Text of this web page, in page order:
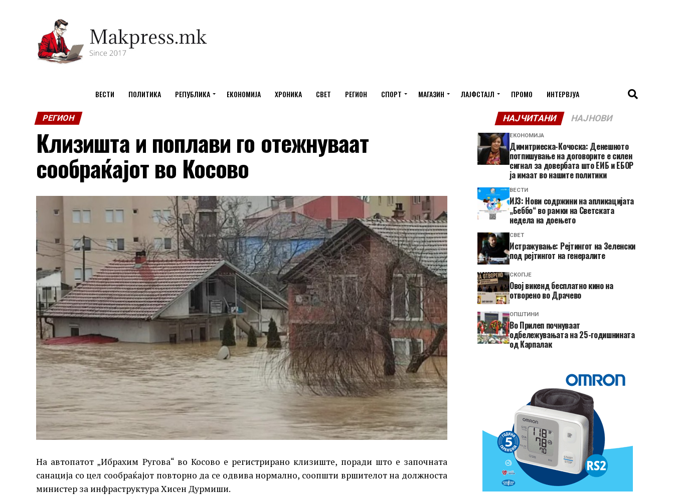
ВЕСТИ ПОЛИТИКА РЕПУБЛИКА ЕКОНОМИЈА ХРОНИКА СВЕТ РЕГИОН СПОРТ МАГАЗИН ЛАЈФСТАЈЛ ПРОМО ИНТЕРВЈУА
РЕГИОН
Клизишта и поплави го отежнуваат
сообраќајот во Косово
На автопатот „Ибрахим Ругова“ во Косово е регистрирано клизиште, поради што е започната
санација со цел сообраќајот повторно да се одвива нормално, соопшти вршителот на должноста
министер за инфраструктура Хисен Дурмиши.
НАЈЧИТАНИ НАЈНОВИ
ЕКОНОМИЈА
Димитриеска-Кочоска: Денешното
потпишување на договорите е силен
сигнал за довербата што ЕИБ и ЕБОР
ја имаат во нашите политики
ВЕСТИ
ИЈЗ: Нови содржини на апликацијата
„Беббо“ во рамки на Светската
недела на доењето
СВЕТ
Истражување: Рејтингот на Зеленски
под рејтингот на генералите
СКОПЈЕ
​Овој викенд бесплатно кино на
отворено во Драчево
ОПШТИНИ
Во Прилеп почнуваат
одбележувањата на 25-годишнината
од Карпалак